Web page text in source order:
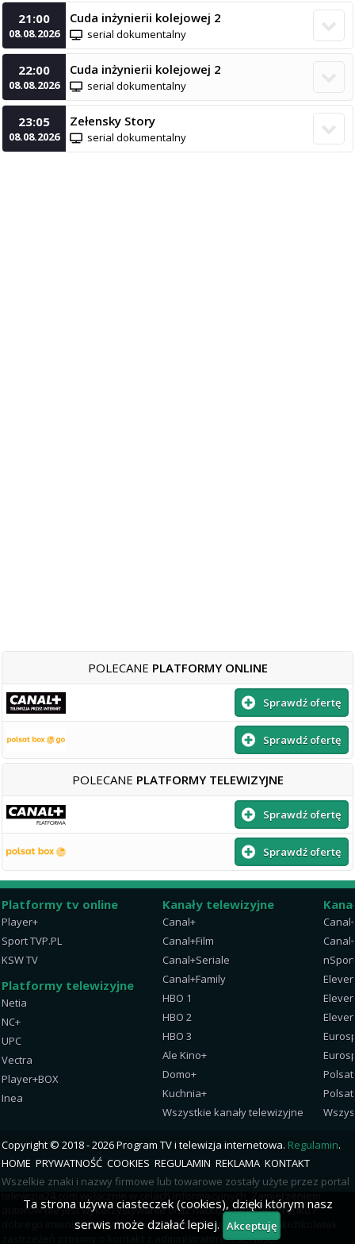
21:00
08.08.2026
Cuda inżynierii kolejowej 2
serial dokumentalny
22:00
08.08.2026
Cuda inżynierii kolejowej 2
serial dokumentalny
23:05
08.08.2026
Zełensky Story
serial dokumentalny
POLECANE PLATFORMY ONLINE
Sprawdź ofertę
Sprawdź ofertę
POLECANE PLATFORMY TELEWIZYJNE
Sprawdź ofertę
Sprawdź ofertę
Platformy tv online
Player+
Sport TVP.PL
KSW TV
Platformy telewizyjne
Netia
NC+
UPC
Vectra
Player+BOX
Inea
Kanały telewizyjne
Canal+
Canal+Film
Canal+Seriale
Canal+Family
HBO 1
HBO 2
HBO 3
Ale Kino+
Domo+
Kuchnia+
Wszystkie kanały telewizyjne
Copyright © 2018 - 2026 Program TV i telewizja internetowa. Regulamin.
HOME PRYWATNOŚĆ COOKIES REGULAMIN REKLAMA KONTAKT
Wszelkie znaki i nazwy firmowe lub towarowe zostały użyte przez portal
autorów nie jest wykorzystywanie oraz nadużywanie wizerunku i
dobrego imienia opisywanych podmiotów. W przypadku jakichkolwiek
zastrzeżeń prosimy o kontakt z administratorem serwisu.
Ta strona używa ciasteczek (cookies), dzięki którym nasz
serwis może działać lepiej. Akceptuję